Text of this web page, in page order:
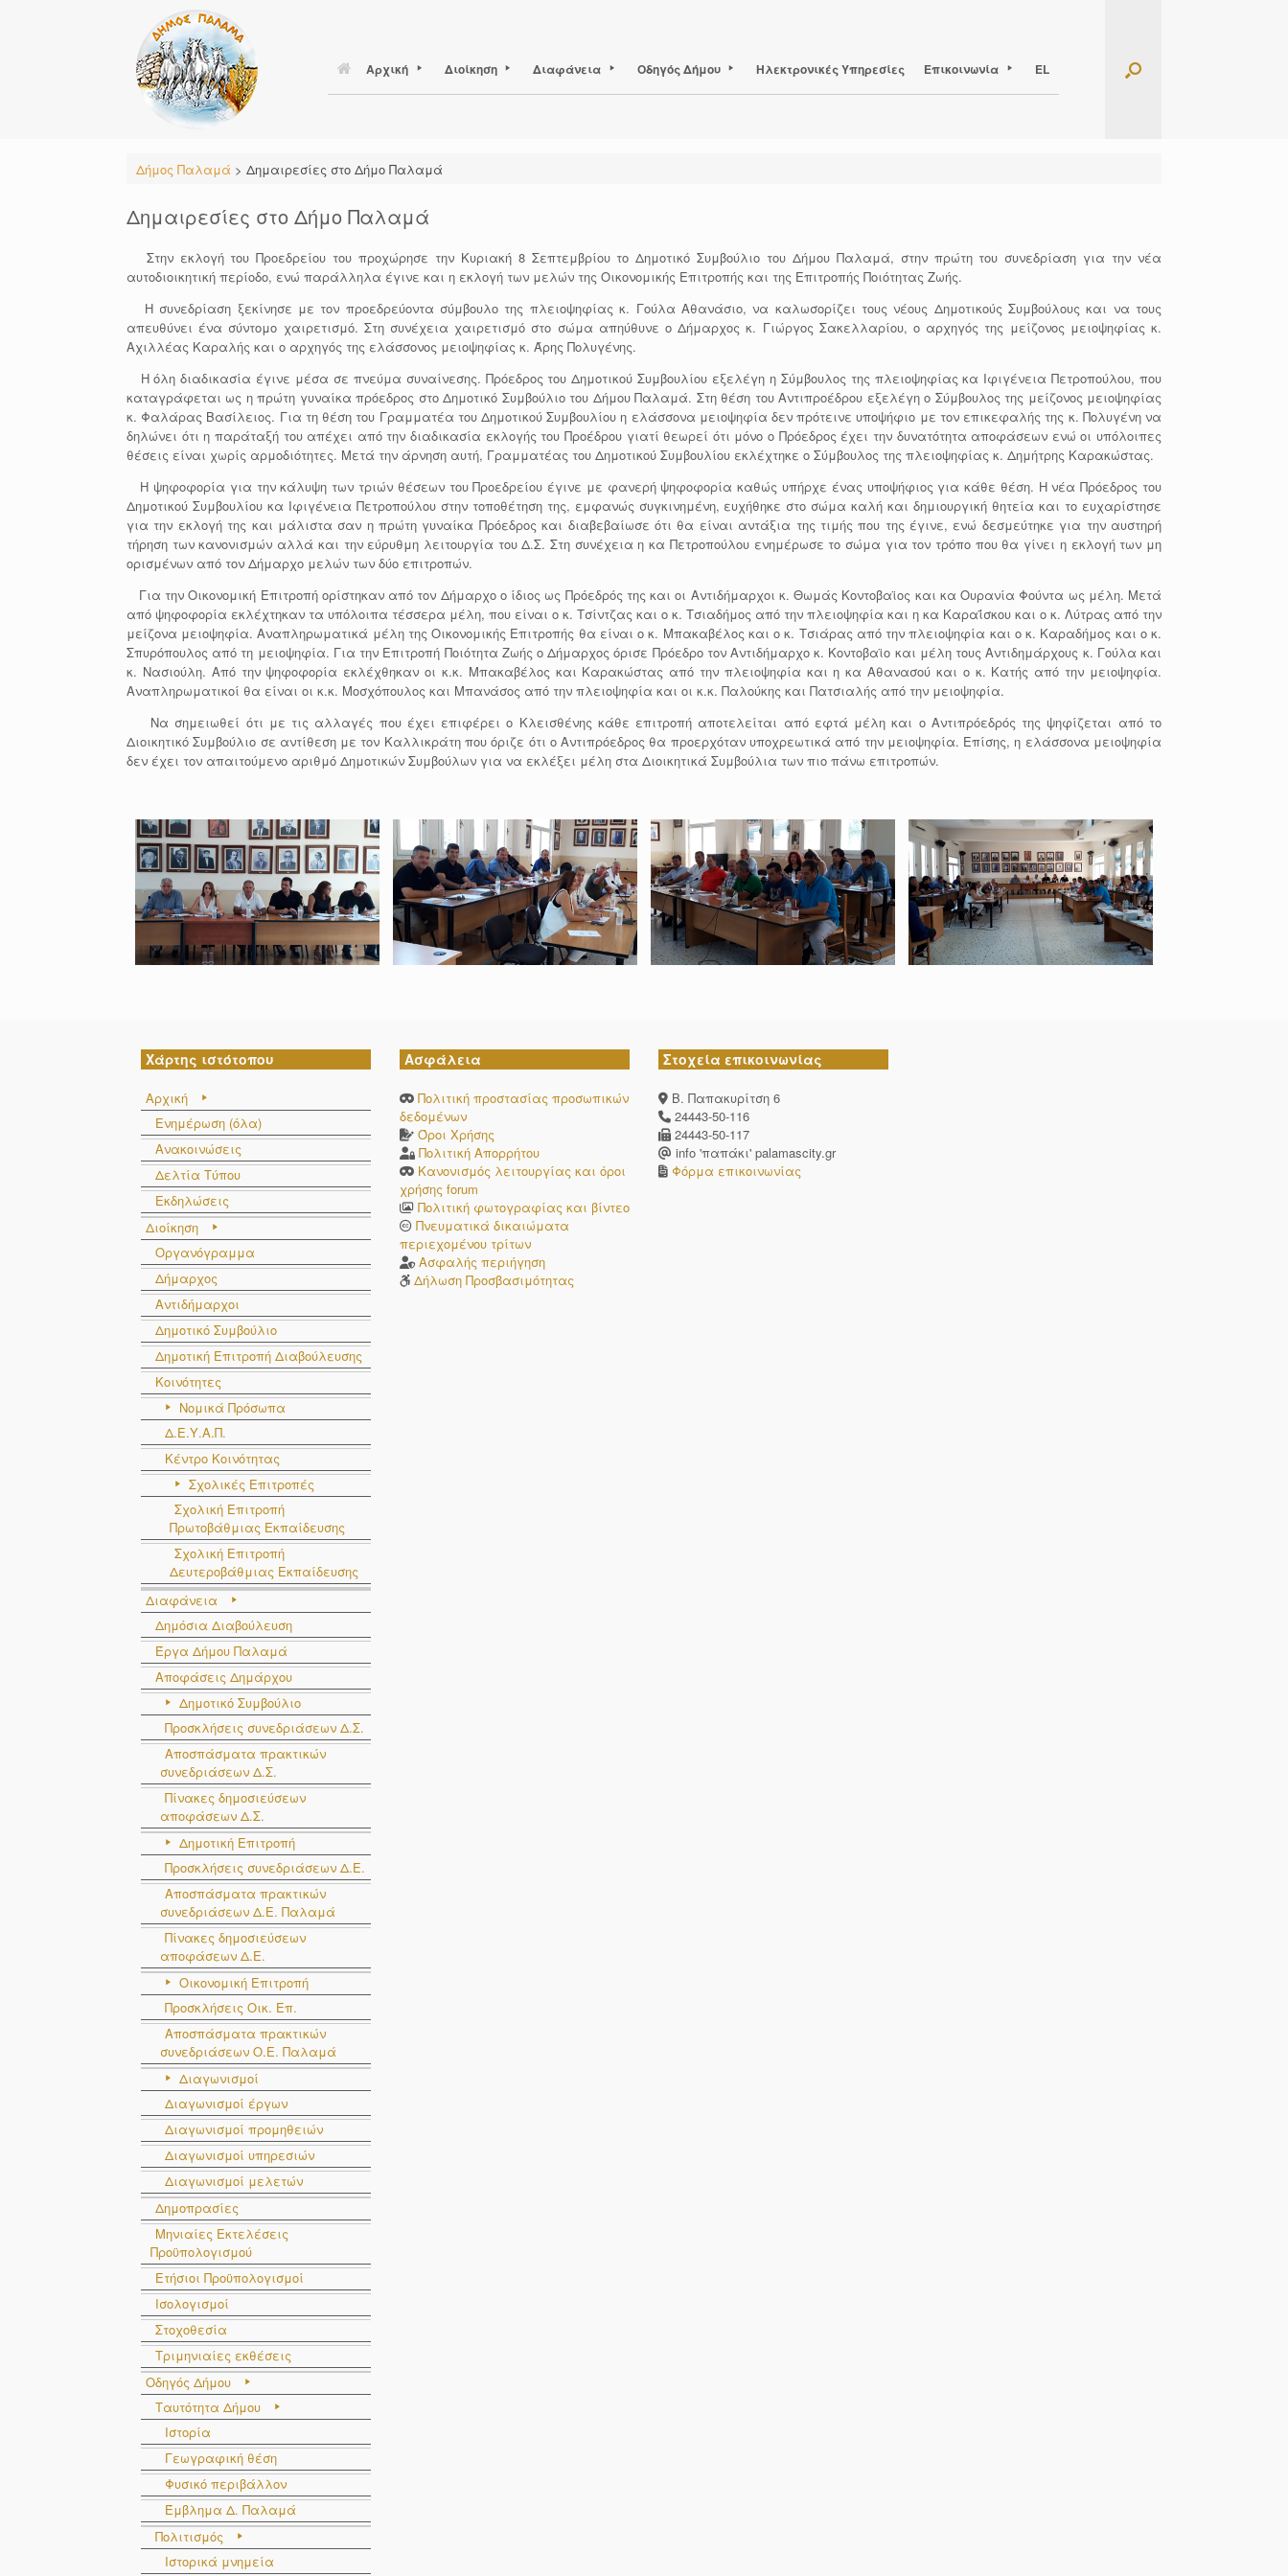
Αρχική Διοίκηση Διαφάνεια Οδηγός Δήμου Ηλεκτρονικές Υπηρεσίες Επικοινωνία EL
Δήμος Παλαμά > Δημαιρεσίες στο Δήμο Παλαμά
Δημαιρεσίες στο Δήμο Παλαμά
Στην εκλογή του Προεδρείου του προχώρησε την Κυριακή 8 Σεπτεμβρίου το Δημοτικό Συμβούλιο του Δήμου Παλαμά, στην πρώτη του συνεδρίαση για την νέα
αυτοδιοικητική περίοδο, ενώ παράλληλα έγινε και η εκλογή των μελών της Οικονομικής Επιτροπής και της Επιτροπής Ποιότητας Ζωής.
Η συνεδρίαση ξεκίνησε με τον προεδρεύοντα σύμβουλο της πλειοψηφίας κ. Γούλα Αθανάσιο, να καλωσορίζει τους νέους Δημοτικούς Συμβούλους και να τους
απευθύνει ένα σύντομο χαιρετισμό. Στη συνέχεια χαιρετισμό στο σώμα απηύθυνε ο Δήμαρχος κ. Γιώργος Σακελλαρίου, ο αρχηγός της μείζονος μειοψηφίας κ.
Αχιλλέας Καραλής και ο αρχηγός της ελάσσονος μειοψηφίας κ. Άρης Πολυγένης.
Η όλη διαδικασία έγινε μέσα σε πνεύμα συναίνεσης. Πρόεδρος του Δημοτικού Συμβουλίου εξελέγη η Σύμβουλος της πλειοψηφίας κα Ιφιγένεια Πετροπούλου, που
καταγράφεται ως η πρώτη γυναίκα πρόεδρος στο Δημοτικό Συμβούλιο του Δήμου Παλαμά. Στη θέση του Αντιπροέδρου εξελέγη ο Σύμβουλος της μείζονος μειοψηφίας
κ. Φαλάρας Βασίλειος. Για τη θέση του Γραμματέα του Δημοτικού Συμβουλίου η ελάσσονα μειοψηφία δεν πρότεινε υποψήφιο με τον επικεφαλής της κ. Πολυγένη να
δηλώνει ότι η παράταξή του απέχει από την διαδικασία εκλογής του Προέδρου γιατί θεωρεί ότι μόνο ο Πρόεδρος έχει την δυνατότητα αποφάσεων ενώ οι υπόλοιπες
θέσεις είναι χωρίς αρμοδιότητες. Μετά την άρνηση αυτή, Γραμματέας του Δημοτικού Συμβουλίου εκλέχτηκε ο Σύμβουλος της πλειοψηφίας κ. Δημήτρης Καρακώστας.
Η ψηφοφορία για την κάλυψη των τριών θέσεων του Προεδρείου έγινε με φανερή ψηφοφορία καθώς υπήρχε ένας υποψήφιος για κάθε θέση. Η νέα Πρόεδρος του
Δημοτικού Συμβουλίου κα Ιφιγένεια Πετροπούλου στην τοποθέτηση της, εμφανώς συγκινημένη, ευχήθηκε στο σώμα καλή και δημιουργική θητεία και το ευχαρίστησε
για την εκλογή της και μάλιστα σαν η πρώτη γυναίκα Πρόεδρος και διαβεβαίωσε ότι θα είναι αντάξια της τιμής που της έγινε, ενώ δεσμεύτηκε για την αυστηρή
τήρηση των κανονισμών αλλά και την εύρυθμη λειτουργία του Δ.Σ. Στη συνέχεια η κα Πετροπούλου ενημέρωσε το σώμα για τον τρόπο που θα γίνει η εκλογή των μη
ορισμένων από τον Δήμαρχο μελών των δύο επιτροπών.
Για την Οικονομική Επιτροπή ορίστηκαν από τον Δήμαρχο ο ίδιος ως Πρόεδρός της και οι Αντιδήμαρχοι κ. Θωμάς Κοντοβαϊος και κα Ουρανία Φούντα ως μέλη. Μετά
από ψηφοφορία εκλέχτηκαν τα υπόλοιπα τέσσερα μέλη, που είναι ο κ. Τσίντζας και ο κ. Τσιαδήμος από την πλειοψηφία και η κα Καραΐσκου και ο κ. Λύτρας από την
μείζονα μειοψηφία. Αναπληρωματικά μέλη της Οικονομικής Επιτροπής θα είναι ο κ. Μπακαβέλος και ο κ. Τσιάρας από την πλειοψηφία και ο κ. Καραδήμος και ο κ.
Σπυρόπουλος από τη μειοψηφία. Για την Επιτροπή Ποιότητα Ζωής ο Δήμαρχος όρισε Πρόεδρο τον Αντιδήμαρχο κ. Κοντοβαϊο και μέλη τους Αντιδημάρχους κ. Γούλα και
κ. Νασιούλη. Από την ψηφοφορία εκλέχθηκαν οι κ.κ. Μπακαβέλος και Καρακώστας από την πλειοψηφία και η κα Αθανασού και ο κ. Κατής από την μειοψηφία.
Αναπληρωματικοί θα είναι οι κ.κ. Μοσχόπουλος και Μπανάσος από την πλειοψηφία και οι κ.κ. Παλούκης και Πατσιαλής από την μειοψηφία.
Να σημειωθεί ότι με τις αλλαγές που έχει επιφέρει ο Κλεισθένης κάθε επιτροπή αποτελείται από εφτά μέλη και ο Αντιπρόεδρός της ψηφίζεται από το
Διοικητικό Συμβούλιο σε αντίθεση με τον Καλλικράτη που όριζε ότι ο Αντιπρόεδρος θα προερχόταν υποχρεωτικά από την μειοψηφία. Επίσης, η ελάσσονα μειοψηφία
δεν έχει τον απαιτούμενο αριθμό Δημοτικών Συμβούλων για να εκλέξει μέλη στα Διοικητικά Συμβούλια των πιο πάνω επιτροπών.
Χάρτης ιστότοπου
Αρχική
Ενημέρωση (όλα)
Ανακοινώσεις
Δελτία Τύπου
Εκδηλώσεις
Διοίκηση
Οργανόγραμμα
Δήμαρχος
Αντιδήμαρχοι
Δημοτικό Συμβούλιο
Δημοτική Επιτροπή Διαβούλευσης
Κοινότητες
Νομικά Πρόσωπα
Δ.Ε.Υ.Α.Π.
Κέντρο Κοινότητας
Σχολικές Επιτροπές
Σχολική Επιτροπή
Πρωτοβάθμιας Εκπαίδευσης
Σχολική Επιτροπή
Δευτεροβάθμιας Εκπαίδευσης
Διαφάνεια
Δημόσια Διαβούλευση
Έργα Δήμου Παλαμά
Αποφάσεις Δημάρχου
Δημοτικό Συμβούλιο
Προσκλήσεις συνεδριάσεων Δ.Σ.
Αποσπάσματα πρακτικών
συνεδριάσεων Δ.Σ.
Πίνακες δημοσιεύσεων
αποφάσεων Δ.Σ.
Δημοτική Επιτροπή
Προσκλήσεις συνεδριάσεων Δ.Ε.
Αποσπάσματα πρακτικών
συνεδριάσεων Δ.E. Παλαμά
Πίνακες δημοσιεύσεων
αποφάσεων Δ.Ε.
Οικονομική Επιτροπή
Προσκλήσεις Οικ. Επ.
Αποσπάσματα πρακτικών
συνεδριάσεων Ο.E. Παλαμά
Διαγωνισμοί
Διαγωνισμοί έργων
Διαγωνισμοί προμηθειών
Διαγωνισμοί υπηρεσιών
Διαγωνισμοί μελετών
Δημοπρασίες
Μηνιαίες Εκτελέσεις
Προϋπολογισμού
Ετήσιοι Προϋπολογισμοί
Ισολογισμοί
Στοχοθεσία
Τριμηνιαίες εκθέσεις
Οδηγός Δήμου
Ταυτότητα Δήμου
Ιστορία
Γεωγραφική θέση
Φυσικό περιβάλλον
Έμβλημα Δ. Παλαμά
Πολιτισμός
Ιστορικά μνημεία
Ασφάλεια
Πολιτική προστασίας προσωπικών
δεδομένων
Όροι Χρήσης
Πολιτική Απορρήτου
Κανονισμός λειτουργίας και όροι
χρήσης forum
Πολιτική φωτογραφίας και βίντεο
Πνευματικά δικαιώματα
περιεχομένου τρίτων
Ασφαλής περιήγηση
Δήλωση Προσβασιμότητας
Στοχεία επικοινωνίας
Β. Παπακυρίτση 6
24443-50-116
24443-50-117
info 'παπάκι' palamascity.gr
Φόρμα επικοινωνίας